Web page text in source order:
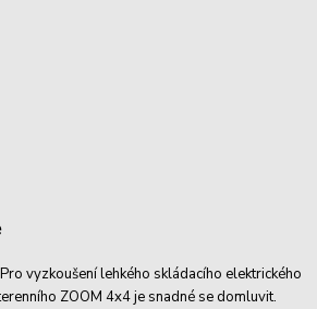
vyzkoušení lehkého skládacího elektrického
ZOOM 4x4 je snadné se domluvit.